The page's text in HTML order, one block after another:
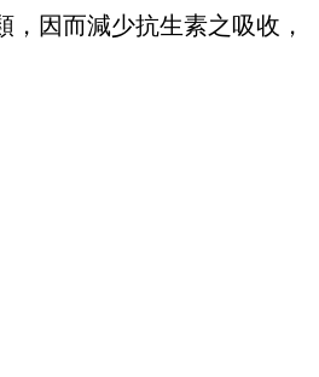
，因而減少抗生素之吸收，